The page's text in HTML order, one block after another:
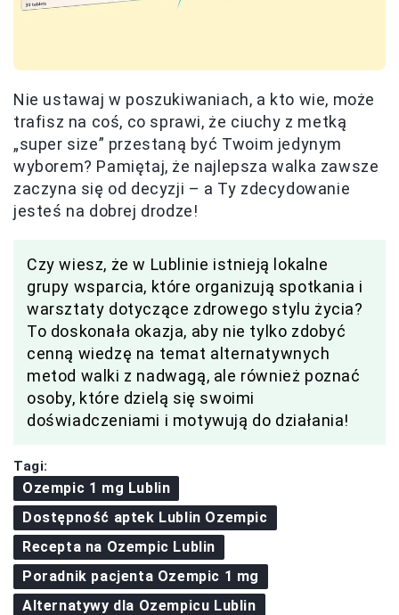
Nie ustawaj w poszukiwaniach, a kto wie, może
trafisz na coś, co sprawi, że ciuchy z metką
„super size” przestaną być Twoim jedynym
wyborem? Pamiętaj, że najlepsza walka zawsze
zaczyna się od decyzji – a Ty zdecydowanie
jesteś na dobrej drodze!
Czy wiesz, że w Lublinie istnieją lokalne
grupy wsparcia, które organizują spotkania i
warsztaty dotyczące zdrowego stylu życia?
To doskonała okazja, aby nie tylko zdobyć
cenną wiedzę na temat alternatywnych
metod walki z nadwagą, ale również poznać
osoby, które dzielą się swoimi
doświadczeniami i motywują do działania!
Tagi:
Ozempic 1 mg Lublin
Dostępność aptek Lublin Ozempic
Recepta na Ozempic Lublin
Poradnik pacjenta Ozempic 1 mg
Alternatywy dla Ozempicu Lublin